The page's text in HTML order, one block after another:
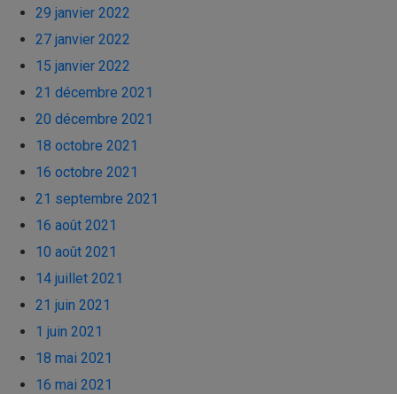
29 janvier 2022
27 janvier 2022
15 janvier 2022
21 décembre 2021
20 décembre 2021
18 octobre 2021
16 octobre 2021
21 septembre 2021
16 août 2021
10 août 2021
14 juillet 2021
21 juin 2021
1 juin 2021
18 mai 2021
16 mai 2021